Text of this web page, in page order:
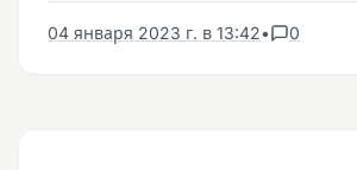
04 января 2023 г. в 13:42• 0